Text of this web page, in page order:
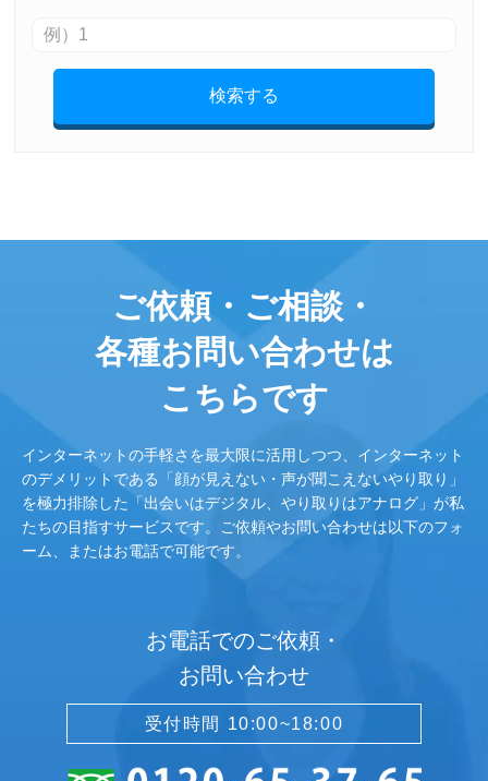
検索する
ご依頼・ご相談・
各種お問い合わせは
こちらです
インターネットの手軽さを最大限に活用しつつ、インターネット
のデメリットである「顔が見えない・声が聞こえないやり取り」
を極力排除した「出会いはデジタル、やり取りはアナログ」が私
たちの目指すサービスです。ご依頼やお問い合わせは以下のフォ
ーム、またはお電話で可能です。
お電話でのご依頼・
お問い合わせ
受付時間 10:00~18:00